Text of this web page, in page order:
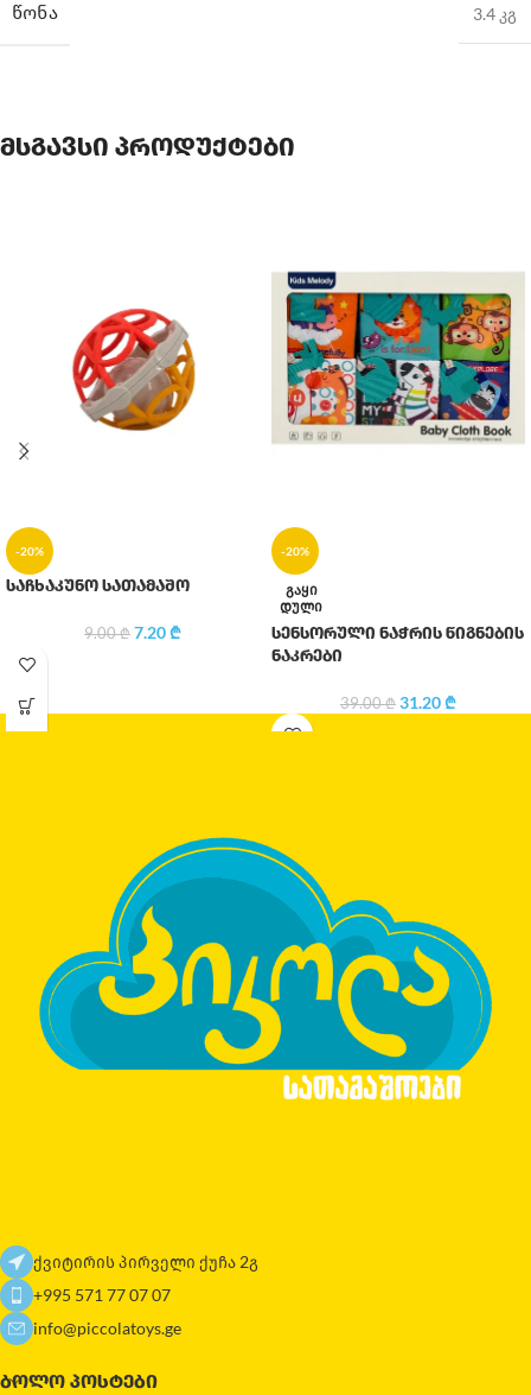
ᲬᲝᲜᲐ
3.4 კგ
მსგავსი პროდუქტები
-20%
საჩხაკუნო სათამაშო
9.00₾ 7.20₾
-20%
ᲒᲐᲧᲘ
ᲓᲣᲚᲘ
სენსორული ნაჭრის წიგნების
ნაკრები
39.00₾ 31.20₾
ქვიტირის პირველი ქუჩა 2გ
+995 571 77 07 07
info@piccolatoys.ge
ᲑᲝᲚᲝ ᲞᲝᲡᲢᲔᲑᲘ